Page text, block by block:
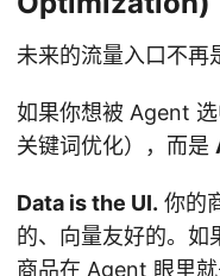
未来的流量入口不再
如果你想被 Agent
关键词优化），而是
Data is the UI. 你的
的、向量友好的。如
商品在 Agent 眼里就